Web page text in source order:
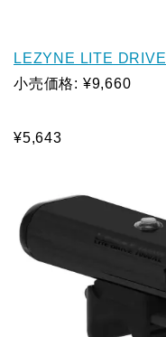
LEZYNE LITE
小売価格: ¥9,660
¥5,643